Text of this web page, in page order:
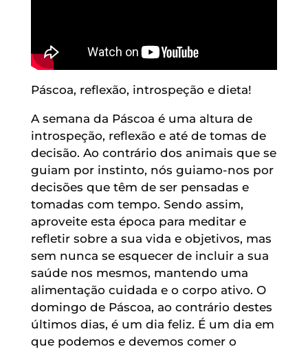
Páscoa, reflexão, introspeção e dieta!
A semana da Páscoa é uma altura de
introspeção, reflexão e até de tomas de
decisão. Ao contrário dos animais que se
guiam por instinto, nós guiamo-nos por
decisões que têm de ser pensadas e
tomadas com tempo. Sendo assim,
aproveite esta época para meditar e
refletir sobre a sua vida e objetivos, mas
sem nunca se esquecer de incluir a sua
saúde nos mesmos, mantendo uma
alimentação cuidada e o corpo ativo. O
domingo de Páscoa, ao contrário destes
últimos dias, é um dia feliz. É um dia em
que podemos e devemos comer o